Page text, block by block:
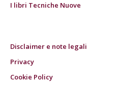
I libri Tecniche Nuove
Disclaimer e note legali
Privacy
Cookie Policy